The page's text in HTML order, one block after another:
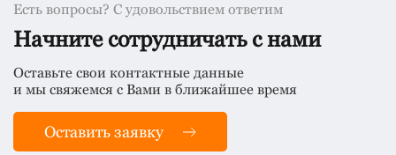
Есть вопросы? С удовольствием ответим
Начните сотрудничать с нами
Оставьте свои контактные данные
и мы свяжемся с Вами в ближайшее время
Оставить заявку